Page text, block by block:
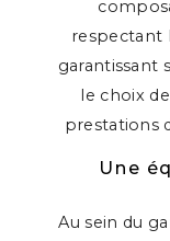
respectant
garantissant
le choix
prestations
Une
Au sein du